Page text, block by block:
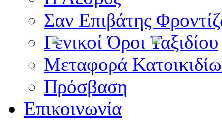
Σαν Επιβάτης
Γενικοί Όροι Ταξιδίου
Μεταφορά
Πρόσβαση
Επικοινωνία